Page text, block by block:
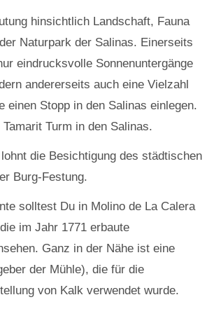
hinsichtlich Landschaft, Fauna
Naturpark der Salinas. Einerseits
eindrucksvolle Sonnenuntergänge
andererseits auch eine Vielzahl
einen Stopp in den Salinas einlegen.
Turm in den Salinas.
die Besichtigung des städtischen
Burg-Festung.
solltest Du in Molino de La Calera
im Jahr 1771 erbaute
Ganz in der Nähe ist eine
der Mühle), die für die
von Kalk verwendet wurde.